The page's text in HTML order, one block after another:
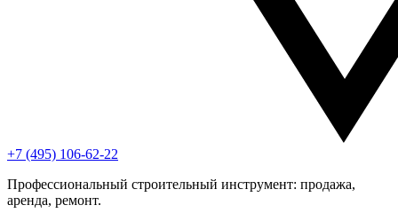
+7 (495) 106-62-22
Профессиональный строительный инструмент: продажа,
аренда, ремонт.